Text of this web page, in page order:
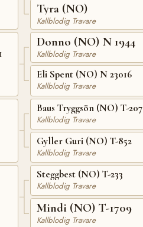
Tyra (NO)
Kallblodig Travare
Donno (NO) N 1944
Kallblodig Travare
Eli Spent (NO) N 23016
Kallblodig Travare
Baus Tryggsön (NO) T-207
Kallblodig Travare
Gyller Guri (NO) T-852
Kallblodig Travare
Steggbest (NO) T-233
Kallblodig Travare
Mindi (NO) T-1709
Kallblodig Travare